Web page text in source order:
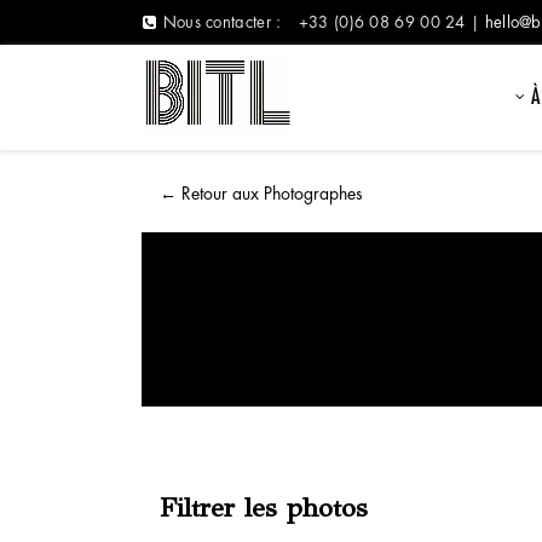
Nous contacter : +33 (0)6 08 69 00 24 |
← Retour aux Photographes
Filtrer les photos